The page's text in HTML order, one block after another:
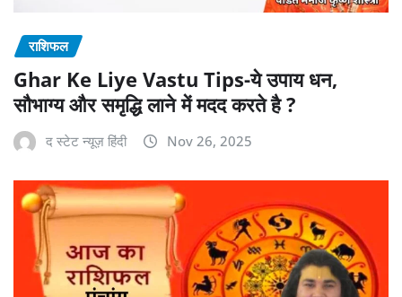
राशिफल
Ghar Ke Liye Vastu Tips-ये उपाय धन,
सौभाग्य और समृद्धि लाने में मदद करते है ?
द स्टेट न्यूज़ हिंदी Nov 26, 2025